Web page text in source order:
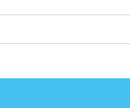
Update zum Sommerfest